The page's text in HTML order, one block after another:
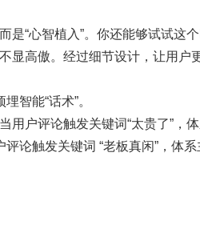
是“心智植入”。你还能够试试这
显高傲。经过细节设计，让用户
智能“话术”。
用户评论触发关键词“太贵了”，
评论触发关键词 “老板真闲”，体